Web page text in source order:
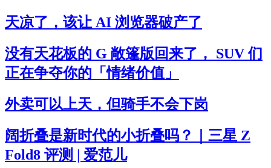
天凉了，该让 AI 浏览器破产了
没有天花板的 G 敞篷版回来了， SUV 们
正在争夺你的「情绪价值」
外卖可以上天，但骑手不会下岗
阔折叠是新时代的小折叠吗？｜三星 Z
Fold8 评测 | 爱范儿